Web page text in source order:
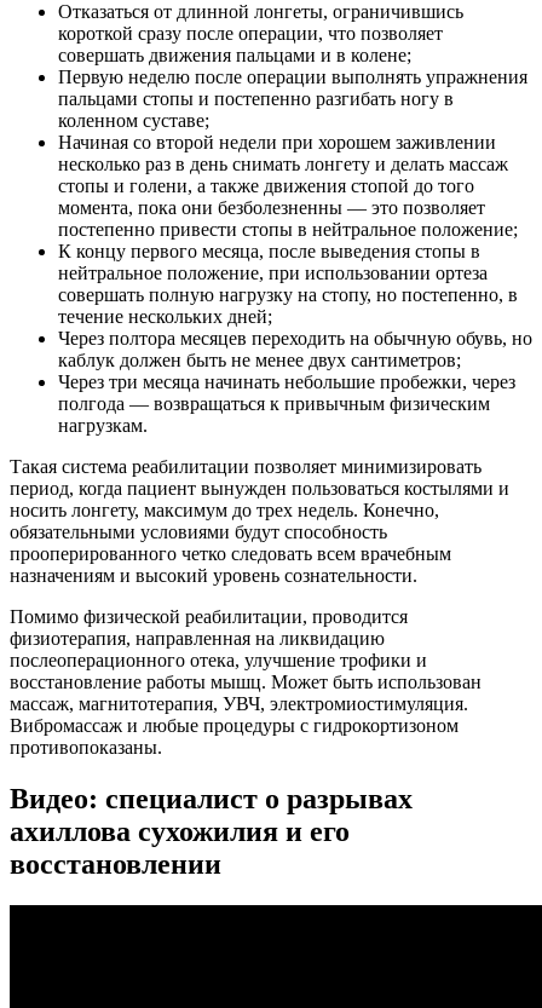
Отказаться от длинной лонгеты, ограничившись
короткой сразу после операции, что позволяет
совершать движения пальцами и в колене;
Первую неделю после операции выполнять упражнения
пальцами стопы и постепенно разгибать ногу в
коленном суставе;
Начиная со второй недели при хорошем заживлении
несколько раз в день снимать лонгету и делать массаж
стопы и голени, а также движения стопой до того
момента, пока они безболезненны — это позволяет
постепенно привести стопы в нейтральное положение;
К концу первого месяца, после выведения стопы в
нейтральное положение, при использовании ортеза
совершать полную нагрузку на стопу, но постепенно, в
течение нескольких дней;
Через полтора месяцев переходить на обычную обувь, но
каблук должен быть не менее двух сантиметров;
Через три месяца начинать небольшие пробежки, через
полгода — возвращаться к привычным физическим
нагрузкам.
Такая система реабилитации позволяет минимизировать
период, когда пациент вынужден пользоваться костылями и
носить лонгету, максимум до трех недель. Конечно,
обязательными условиями будут способность
прооперированного четко следовать всем врачебным
назначениям и высокий уровень сознательности.
Помимо физической реабилитации, проводится
физиотерапия, направленная на ликвидацию
послеоперационного отека, улучшение трофики и
восстановление работы мышц. Может быть использован
массаж, магнитотерапия, УВЧ, электромиостимуляция.
Вибромассаж и любые процедуры с гидрокортизоном
противопоказаны.
Видео: специалист о разрывах
ахиллова сухожилия и его
восстановлении